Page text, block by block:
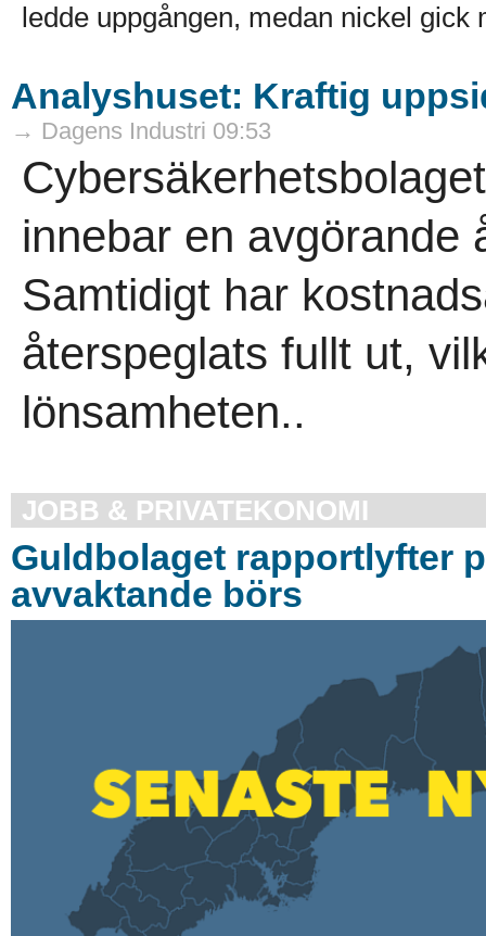
ledde uppgången, medan nickel gick
Analyshuset: Kraftig
→ Dagens Industri 09:53
innebar en avgörande
Samtidigt har
återspeglats fullt ut,
lönsamheten..
JOBB & PRIVATEKONOMI
Guldbolaget rapportlyfter
avvaktande börs